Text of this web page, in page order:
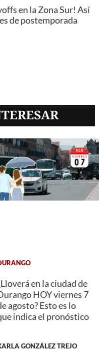
en la Zona Sur! Así
de postemporada
en la ciudad de
HOY viernes 7
agosto? Esto es lo
indica el pronóstico
GONZÁLEZ TREJO